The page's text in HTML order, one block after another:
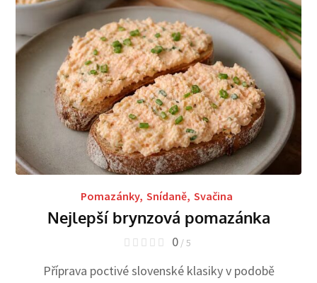
Pomazánky, Snídaně, Svačina
Nejlepší brynzová pomazánka
0 / 5
Příprava poctivé slovenské klasiky v podobě